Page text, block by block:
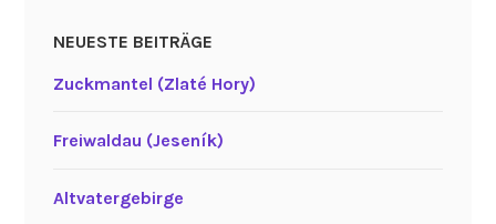
NEUESTE BEITRÄGE
Zuckmantel (Zlaté Hory)
Freiwaldau (Jeseník)
Altvatergebirge